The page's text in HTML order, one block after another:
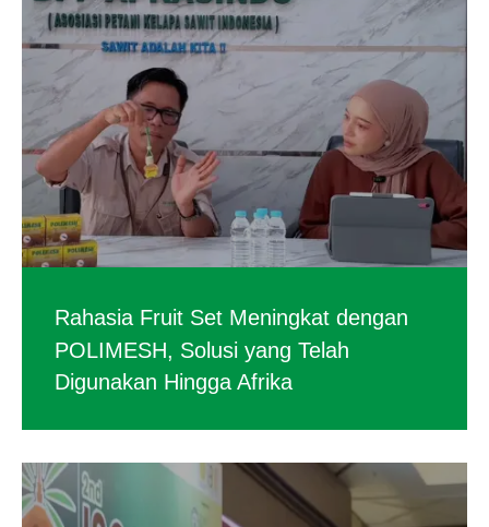
Rahasia Fruit Set Meningkat dengan
POLIMESH, Solusi yang Telah
Digunakan Hingga Afrika